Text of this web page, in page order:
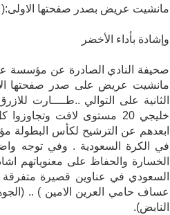
مانشيت عريض بصدر صفحتها الاولى:(
وإشادة بأداء الأخضر
صحيفة النادي الصادرة عن مؤسسة
مانشيت عريض على صدر صفحتها
الثانية على التوالي ..طــــارت
خليجي 20 مستوى لافت
ابعدهم عن الترشيح لكأس البطولة
في الكرة السعودية . وفي توجه
الخسارة والحفاظ على معنوياتهم
السعودي في عناوين قصيرة
عساف حامي العرين الامين ) ..
النابض).